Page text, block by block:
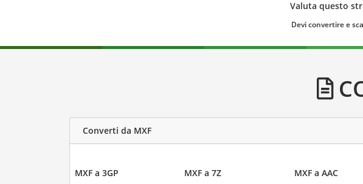
Valuta questo
Devi convertire e
Converti da MXF
MXF a 3GP MXF a 7Z MXF a AAC